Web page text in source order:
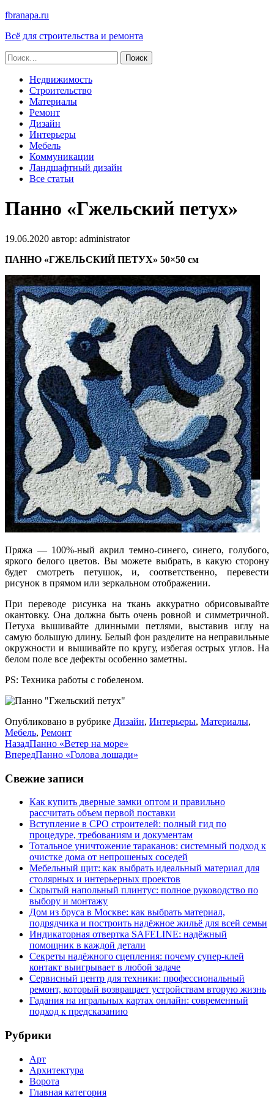
fbranapa.ru
Всё для строительства и ремонта
Найти:
Недвижимость
Строительство
Материалы
Ремонт
Дизайн
Интерьеры
Мебель
Коммуникации
Ландшафтный дизайн
Все статьи
Панно «Гжельский петух»
19.06.2020 автор: administrator
ПАННО «ГЖЕЛЬСКИЙ ПЕТУХ» 50×50 см
Пряжа — 100%-ный акрил темно-синего, синего, голубого,
яркого белого цветов. Вы можете выбрать, в какую сторону
будет смотреть петушок, и, соответственно, перевести
рисунок в прямом или зеркальном отображении.
При переводе рисунка на ткань аккуратно обрисовывайте
окантовку. Она должна быть очень ровной и симметричной.
Петуха вышивайте длинными петлями, выставив иглу на
самую большую длину. Белый фон разделите на неправильные
окружности и вышивайте по кругу, избегая острых углов. На
белом поле все дефекты особенно заметны.
PS: Техника работы с гобеленом.
Опубликовано в рубрике Дизайн, Интерьеры, Материалы,
Мебель, Ремонт
НазадПанно «Ветер на море»
ВпередПанно «Голова лошади»
Свежие записи
Как купить дверные замки оптом и правильно
рассчитать объем первой поставки
Вступление в СРО строителей: полный гид по
процедуре, требованиям и документам
Тотальное уничтожение тараканов: системный подход к
очистке дома от непрошеных соседей
Мебельный щит: как выбрать идеальный материал для
столярных и интерьерных проектов
Скрытый напольный плинтус: полное руководство по
выбору и монтажу
Дом из бруса в Москве: как выбрать материал,
подрядчика и построить надёжное жильё для всей семьи
Индикаторная отвертка SAFELINE: надёжный
помощник в каждой детали
Секреты надёжного сцепления: почему супер‑клей
контакт выигрывает в любой задаче
Сервисный центр для техники: профессиональный
ремонт, который возвращает устройствам вторую жизнь
Гадания на игральных картах онлайн: современный
подход к предсказанию
Рубрики
Арт
Архитектура
Ворота
Главная категория